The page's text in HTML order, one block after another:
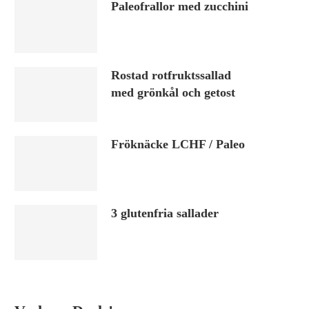
Paleofrallor med zucchini
Rostad rotfruktssallad
med grönkål och getost
Fröknäcke LCHF / Paleo
3 glutenfria sallader